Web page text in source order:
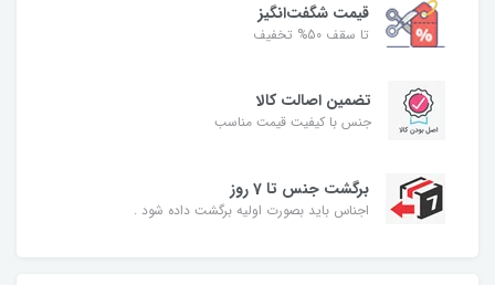
قیمت شگفت‌انگیز
تا سقف 50% تخفیف
تضمین اصالت کالا
جنس با کیفیت قیمت مناسب
برگشت جنس تا 7 روز
اجناس باید بصورت اولیه برگشت داده شود .